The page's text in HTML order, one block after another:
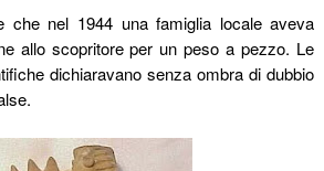
che nel 1944 una famiglia locale aveva
allo scopritore per un peso a pezzo. Le
dichiaravano senza ombra di dubbio